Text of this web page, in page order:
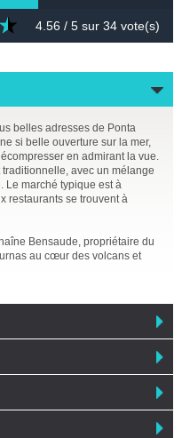
4.56 / 5 sur 34 vote(s)
belles adresses de Ponta
si belle ouverture sur la mer,
en admirant la vue.
avec un mélange
Le marché typique est à
restaurants se trouvent à
Bensaude, propriétaire du
au cœur des volcans et